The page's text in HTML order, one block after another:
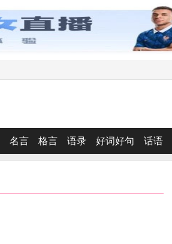
名言 格言 语录 好词好句 话语